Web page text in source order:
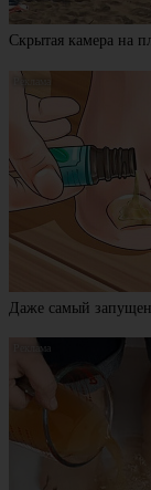
Скрытая камера на
Даже самый